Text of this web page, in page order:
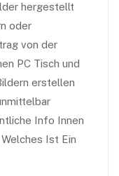
hergestellt
oder
von der
PC Tisch und
erstellen
Info Innen
Ist Ein